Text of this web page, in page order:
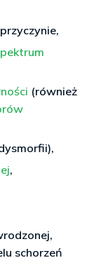
(również
,
schorzeń